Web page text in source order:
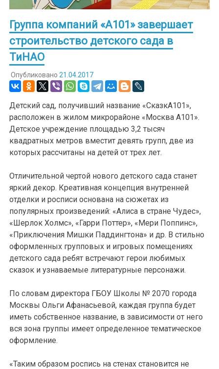
Группа компаний «А101» завершает
строительство детского сада в
ТиНАО
Опубликовано 21.04.2017
Детский сад, получивший название «СказкА101»,
расположен в жилом микрорайоне «Москва А101».
Детское учреждение площадью 3,2 тысяч
квадратных метров вместит девять групп, две из
которых рассчитаны на детей от трех лет.
Отличительной чертой нового детского сада станет
яркий декор. Креативная концепция внутренней
отделки и росписи основана на сюжетах из
популярных произведений: «Алиса в стране Чудес»,
«Шерлок Холмс», «Гарри Поттер», «Мери Поппинс»,
«Приключения Мишки Паддингтона» и др. В стильно
оформленных групповых и игровых помещениях
детского сада ребят встречают герои любимых
сказок и узнаваемые литературные персонажи.
По словам директора ГБОУ Школы № 2070 города
Москвы Ольги Афанасьевой, каждая группа будет
иметь собственное название, в зависимости от него
вся зона группы имеет определенное тематическое
оформление.
«Таким образом роспись на стенах становится не